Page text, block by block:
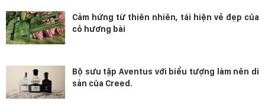
Cảm hứng từ thiên nhiên, tái hiện vẻ đẹp của
cỏ hương bài
Bộ sưu tập Aventus với biểu tượng làm nên di
sản của Creed.